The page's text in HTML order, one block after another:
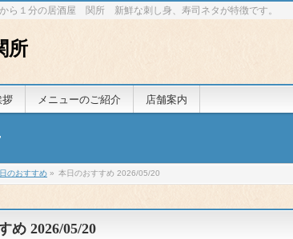
ら１分の居酒屋 関所 新鮮な刺し身、寿司ネタが特徴です。
所
拶 メニューのご紹介 店舗案内
のおすすめ » 本日のおすすめ 2026/05/20
め 2026/05/20